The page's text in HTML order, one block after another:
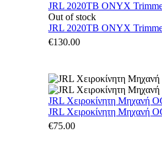
JRL 2020TB ONYX
Out of stock
JRL 2020TB ONYX
€130.00
JRL Χειροκίνητη Μηχανή
JRL Χειροκίνητη Μηχανή
€75.00